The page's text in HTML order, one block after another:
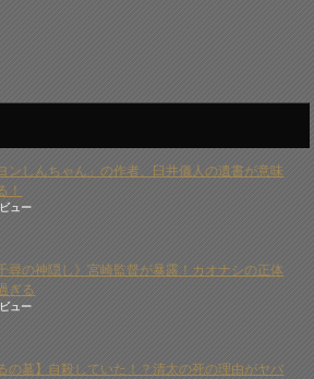
ンしんちゃん」の作者、臼井儀人の遺書が意味
！
ュー
尋の神隠し》宮崎監督が暴露！カオナシの正体
ぎる
ュー
の墓】自殺していた！？清太の死の理由がヤバ